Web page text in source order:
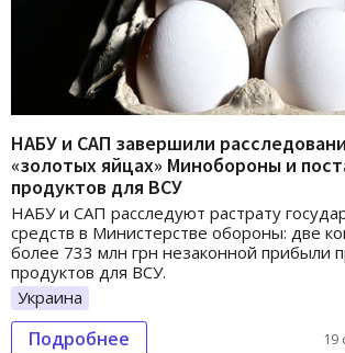
НАБУ и САП завершили
«золотых яйцах» Минобороны и
продуктов для ВСУ
НАБУ и САП расследуют растрату
средств в Министерстве обороны: две
более 733 млн грн незаконной прибыли
продуктов для ВСУ.
Украина
Подробнее 19